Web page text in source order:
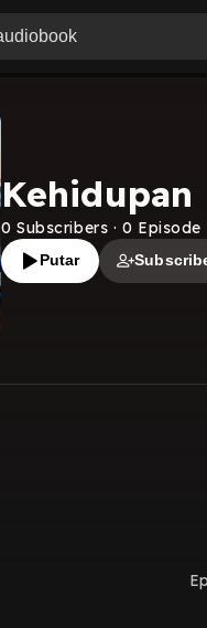
Kehidupan
0 Subscribers · 0 Episode
Putar